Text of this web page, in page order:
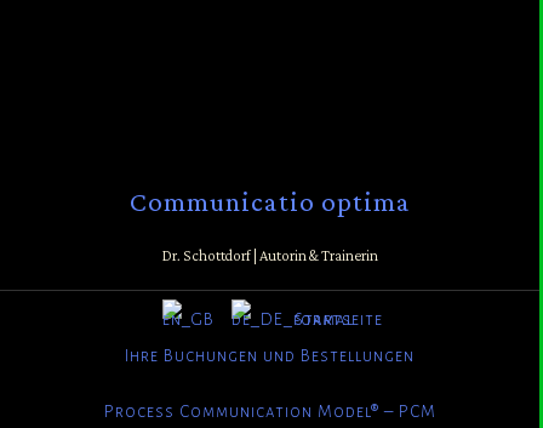
Communicatio optima
Dr. Schottdorf | Autorin & Trainerin
Startseite
Ihre Buchungen und Bestellungen
Process Communication Model® – PCM